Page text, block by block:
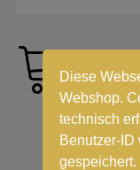
Diese
Webshop.
technisch
Benutzer-